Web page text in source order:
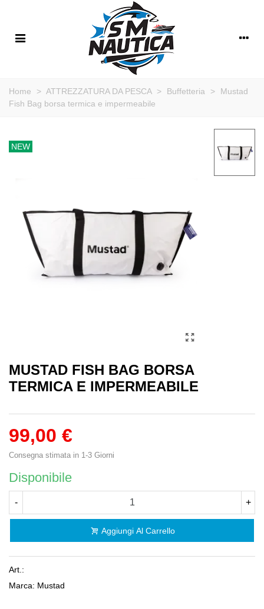
Home > ATTREZZATURA DA PESCA > Buffetteria >
Mustad
Fish Bag borsa termica e impermeabile
NEW
MUSTAD FISH BAG BORSA
TERMICA E IMPERMEABILE
99,00 €
Consegna stimata in 1-3 Giorni
Disponibile
- +
Aggiungi Al Carrello
Art.:
Marca: Mustad